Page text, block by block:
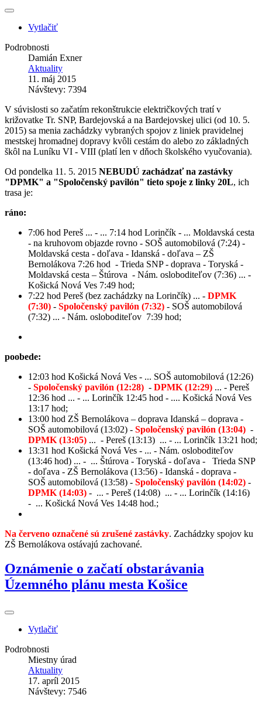
Vytlačiť
Podrobnosti
Damián Exner
Aktuality
11. máj 2015
Návštevy: 7394
V súvislosti so začatím rekonštrukcie električkových tratí v
križovatke Tr. SNP, Bardejovská a na Bardejovskej ulici (od 10. 5.
2015) sa menia zachádzky vybraných spojov z liniek pravidelnej
mestskej hromadnej dopravy kvôli cestám do alebo zo základných
škôl na Luníku VI - VIII (platí len v dňoch školského vyučovania).
Od pondelka 11. 5. 2015 NEBUDÚ zachádzať na zastávky
"DPMK" a "Spoločenský pavilón" tieto spoje z linky 20L, ich
trasa je:
ráno:
7:06 hod Pereš ... - ... 7:14 hod Lorinčík - ... Moldavská cesta
- na kruhovom objazde rovno - SOŠ automobilová (7:24) -
Moldavská cesta - doľava - Idanská - doľava – ZŠ
Bernolákova 7:26 hod - Trieda SNP - doprava - Toryská -
Moldavská cesta – Štúrova - Nám. osloboditeľov (7:36) ... -
Košická Nová Ves 7:49 hod;
7:22 hod Pereš (bez zachádzky na Lorinčík) ... - DPMK
(7:30) - Spoločenský pavilón (7:32) - SOŠ automobilová
(7:32) ... - Nám. osloboditeľov 7:39 hod;
poobede:
12:03 hod Košická Nová Ves - ... SOŠ automobilová (12:26)
- Spoločenský pavilón (12:28) - DPMK (12:29) ... - Pereš
12:36 hod ... - ... Lorinčík 12:45 hod - .... Košická Nová Ves
13:17 hod;
13:00 hod ZŠ Bernolákova – doprava Idanská – doprava -
SOŠ automobilová (13:02) - Spoločenský pavilón (13:04) -
DPMK (13:05) ... - Pereš (13:13) ... - ... Lorinčík 13:21 hod;
13:31 hod Košická Nová Ves - ... - Nám. osloboditeľov
(13:46 hod) ... - ... Štúrova - Toryská - doľava - Trieda SNP
- doľava - ZŠ Bernolákova (13:56) - Idanská - doprava -
SOŠ automobilová (13:58) - Spoločenský pavilón (14:02) -
DPMK (14:03) - ... - Pereš (14:08) ... - ... Lorinčík (14:16)
- ... Košická Nová Ves 14:48 hod.;
Na červeno označené sú zrušené zastávky. Zachádzky spojov ku
ZŠ Bernolákova ostávajú zachované.
Oznámenie o začatí obstarávania
Územného plánu mesta Košice
Vytlačiť
Podrobnosti
Miestny úrad
Aktuality
17. apríl 2015
Návštevy: 7546